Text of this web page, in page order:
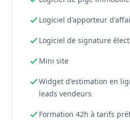
Logiciel d'apporteur
Logiciel de signature
Mini site
Widget d'estimation en
leads vendeurs
Formation 42h à tarifs